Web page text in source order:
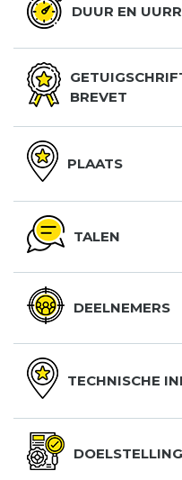
DUUR EN
BREVET
PLAATS
TALEN
DEELNEMERS
TECHNISCHE
DOELSTELLING